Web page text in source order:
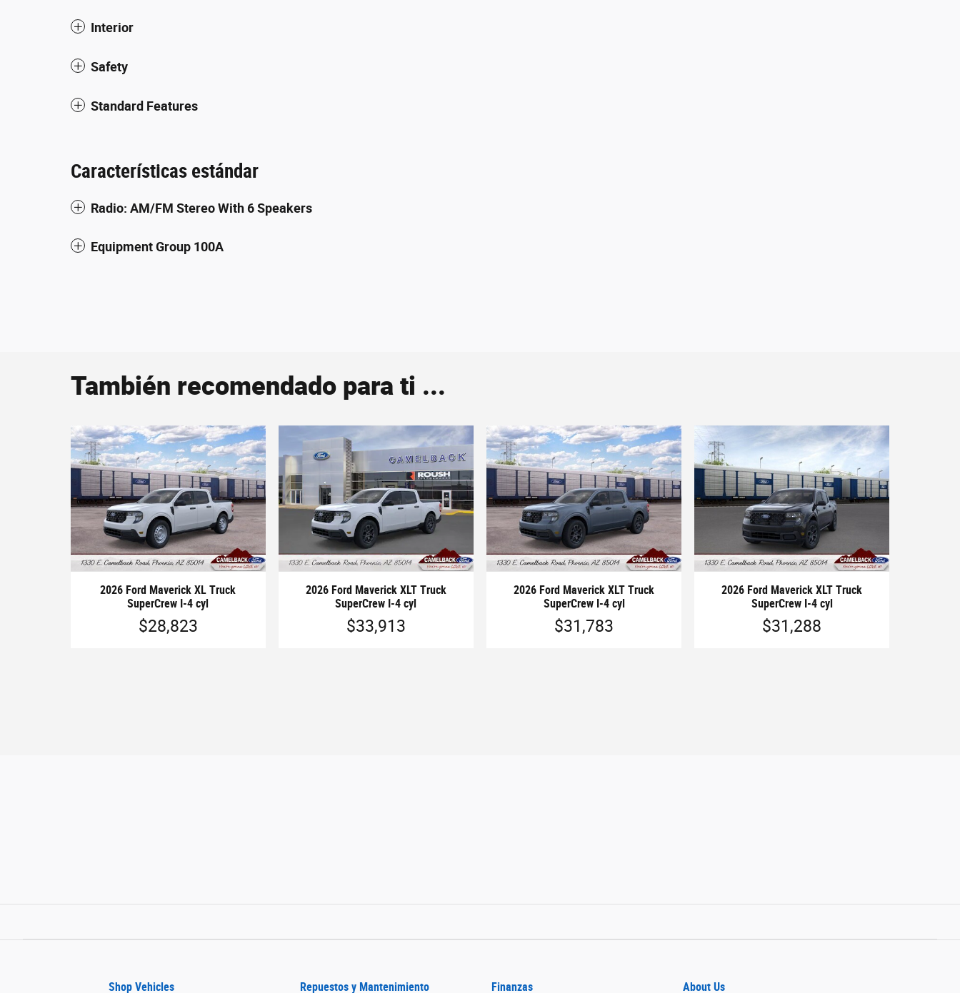
Interior
Safety
Standard Features
Características estándar
Radio: AM/FM Stereo With 6 Speakers
Equipment Group 100A
También recomendado para ti ...
2026 Ford Maverick XL Truck
SuperCrew I-4 cyl
$28,823
2026 Ford Maverick XLT Truck
SuperCrew I-4 cyl
$33,913
2026 Ford Maverick XLT Truck
SuperCrew I-4 cyl
$31,783
2026 Ford Maverick XLT Truck
SuperCrew I-4 cyl
$31,288
Shop Vehicles Repuestos y Mantenimiento Finanzas About Us